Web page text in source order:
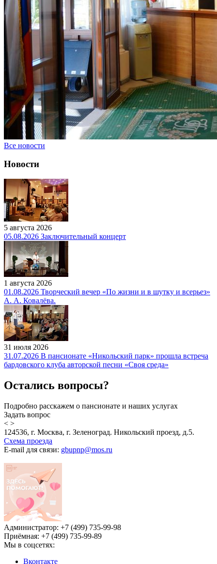
Все новости
Новости
5 августа 2026
05.08.2026 Заключительный концерт
1 августа 2026
01.08.2026 Творческий вечер «По жизни и в шутку и всерьез»
А. А. Ковалёва.
31 июля 2026
31.07.2026 В пансионате «Никольский парк» прошла встреча
бардовского клуба авторской песни «Своя среда»
Остались вопросы?
Подробно расскажем о пансионате и наших услугах
Задать вопрос
< >
124536, г. Москва, г. Зеленоград. Никольский проезд, д.5.
Схема проезда
E-mail для связи: gbupnp@mos.ru
Администратор: +7 (499) 735-99-98
Приёмная: +7 (499) 735-99-89
Мы в соцсетях:
Вконтакте